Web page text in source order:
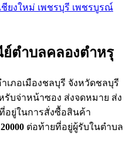
ชียงใหม่ เพชรบุรี เพชรบูรณ์
ตำบลคลองตำหรุ
ำเภอเมืองชลบุรี จังหวัดชลบุรี
รับจ่าหน้าซอง ส่งจดหมาย ส่ง
อยู่ในการสั่งซื้อสินค้า
20000 ต่อท้ายที่อยู่ผู้รับในตำบล